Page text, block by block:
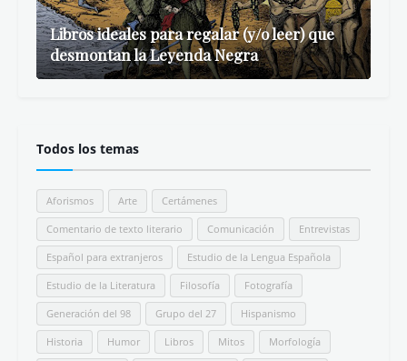
Libros ideales para regalar (y/o leer) que
desmontan la Leyenda Negra
Todos los temas
Aforismos Arte Certámenes
Comentario de texto literario Comunicación Entrevistas
Español para extranjeros Estudio de la Lengua Española
Estudio de la Literatura Filosofía Fotografía
Generación del 98 Grupo del 27 Hispanismo
Historia Humor Libros Mitos Morfología